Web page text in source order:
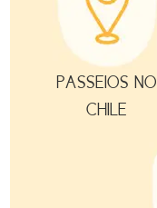
PASSEIOS NO
CHILE